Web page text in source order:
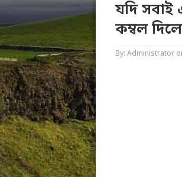
যদি সবাই
কম্বল
By: Administrator